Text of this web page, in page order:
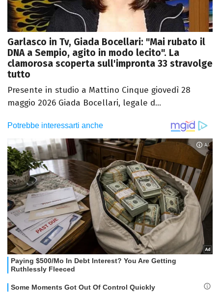
Garlasco in Tv, Giada Bocellari: "Mai rubato il
DNA a Sempio, agito in modo lecito". La
clamorosa scoperta sull'impronta 33 stravolge
tutto
Presente in studio a Mattino Cinque giovedì 28
maggio 2026 Giada Bocellari, legale d...